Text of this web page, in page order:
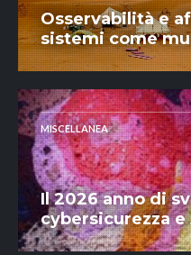
Osservabilità e
sistemi come
MISCELLANEA
Il 2026 anno di
cybersicurezza e